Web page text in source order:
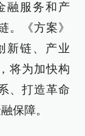
融服务和产
。《方案》
新链、产业
将为加快构
、打造革命
保障。